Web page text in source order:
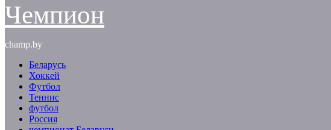
Чемпион
champ.by
Беларусь
Хоккей
Футбол
Теннис
футбол
Россия